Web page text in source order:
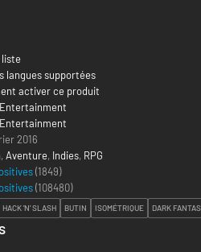
liste
langues supportées
activer ce produit
2016
, Aventure, Indies, RPG
(1849)
(108480)
HACK 'N' SLASH BUTIN ISOMÉTRIQUE DARK